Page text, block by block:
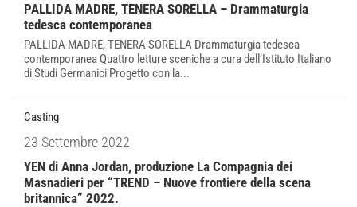
PALLIDA MADRE, TENERA SORELLA – Drammaturgia
tedesca contemporanea
PALLIDA MADRE, TENERA SORELLA Drammaturgia tedesca
contemporanea Quattro letture sceniche a cura dell’Istituto Italiano
di Studi Germanici Progetto con la...
Casting
23 Settembre 2022
YEN di Anna Jordan, produzione La Compagnia dei
Masnadieri per “TREND – Nuove frontiere della scena
britannica” 2022.